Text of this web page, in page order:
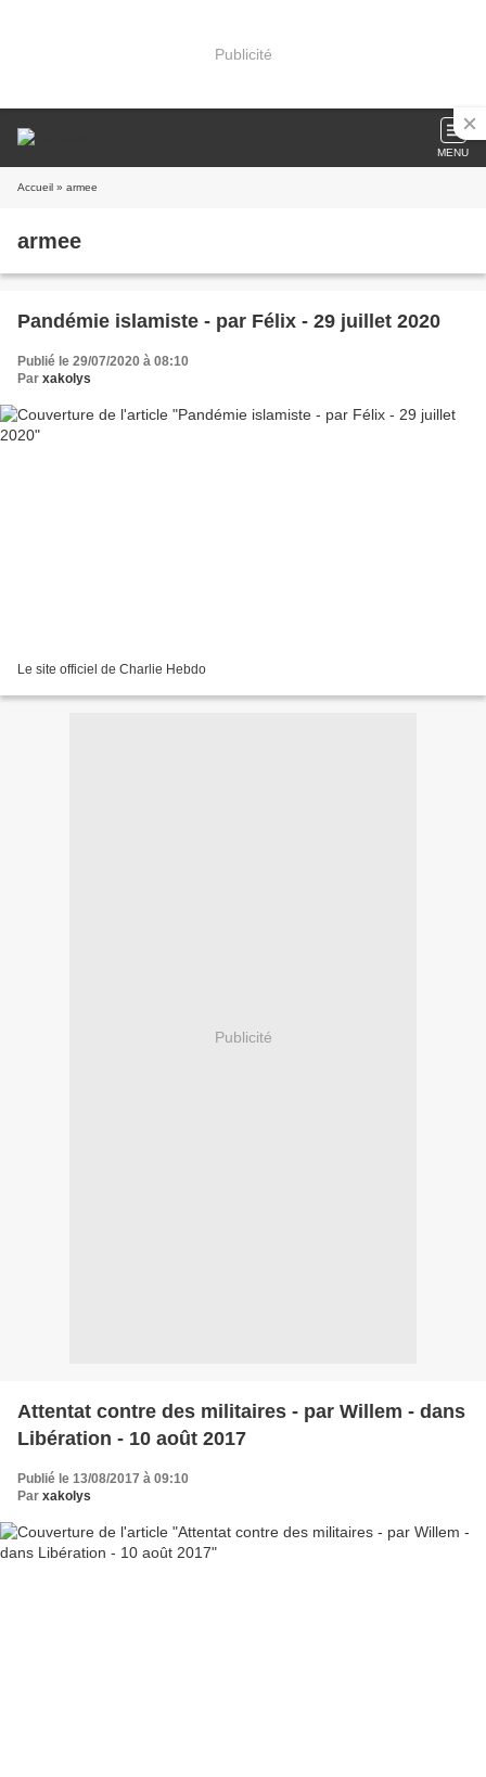
Publicité
MENU
Accueil » armee
armee
Pandémie islamiste - par Félix - 29 juillet 2020
Publié le 29/07/2020 à 08:10
Par xakolys
Le site officiel de Charlie Hebdo
Publicité
Attentat contre des militaires - par Willem - dans
Libération - 10 août 2017
Publié le 13/08/2017 à 09:10
Par xakolys